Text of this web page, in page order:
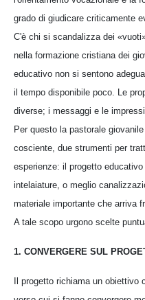
grado di giudicare criticamente
C'è chi si scandalizza dei
nella formazione cristiana dei
educativo non si sentono
il tempo disponibile poco. Le
diverse; i messaggi e le
Per questo la pastorale
cosciente, due strumenti per
esperienze: il progetto
intelaiature, o meglio
materiale importante che arriva
A tale scopo urgono scelte
1. CONVERGERE SUL
Il progetto richiama un obiettivo